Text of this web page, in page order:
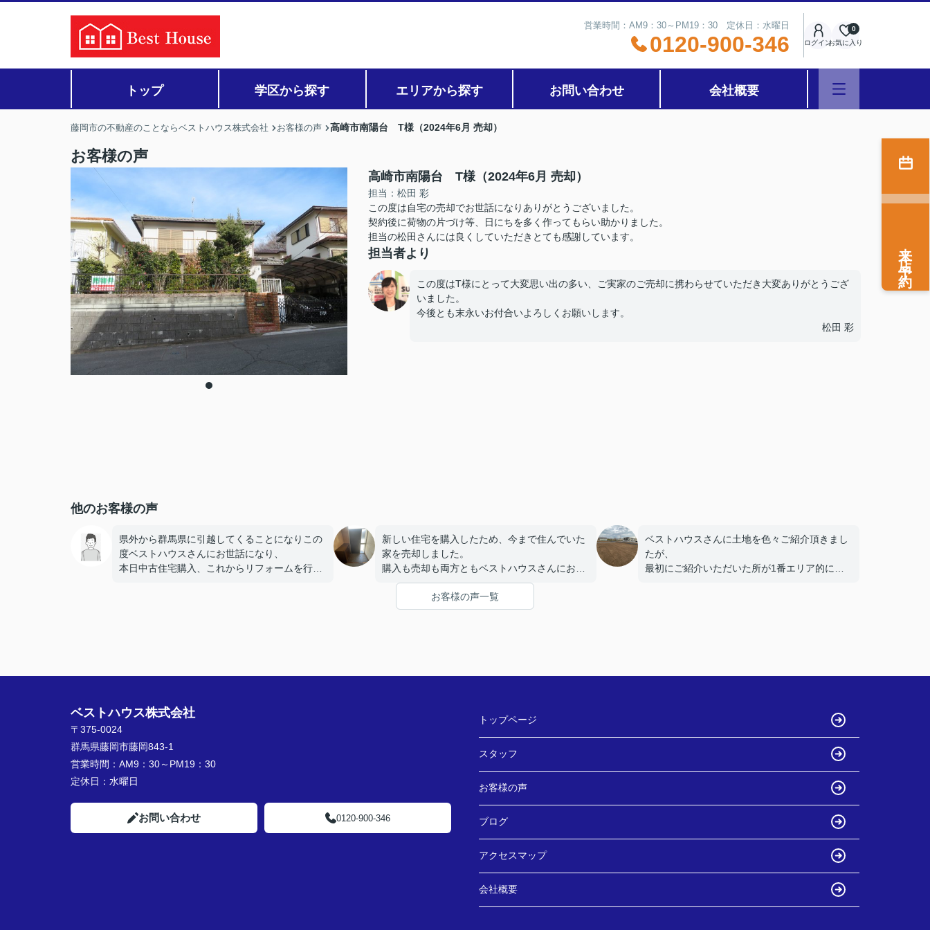
営業時間：AM9：30～PM19：30 定休日：水曜日
0120-900-346 ログインお気に入り
0
トップ 学区から探す エリアから探す お問い合わせ 会社概要
藤岡市の不動産のことならベストハウス株式会社 お客様の声 高崎市南陽台 T様（2024年6月 売却）
お客様の声
高崎市南陽台 T様（2024年6月 売却）
担当：松田 彩
この度は自宅の売却でお世話になりありがとうございました。
契約後に荷物の片づけ等、日にちを多く作ってもらい助かりました。
担当の松田さんには良くしていただきとても感謝しています。
担当者より
この度はT様にとって大変思い出の多い、ご実家のご売却に携わらせていただき大変ありがとうござ
いました。
今後とも末永いお付合いよろしくお願いします。
松田 彩
他のお客様の声
県外から群馬県に引越してくることになりこの
度ベストハウスさんにお世話になり、
本日中古住宅購入、これからリフォームを行い
新しい住宅を購入したため、今まで住んでいた
家を売却しました。
購入も売却も両方ともベストハウスさんにお任
せして正解でした(^^♪
ベストハウスさんに土地を色々ご紹介頂きまし
たが、
最初にご紹介いただいた所が1番エリア的に良
お客様の声一覧
来店予約
ベストハウス株式会社
〒375-0024
群馬県藤岡市藤岡843-1
営業時間： AM9：30～PM19：30
定休日： 水曜日
お問い合わせ 0120-900-346
トップページ
スタッフ
お客様の声
ブログ
アクセスマップ
会社概要